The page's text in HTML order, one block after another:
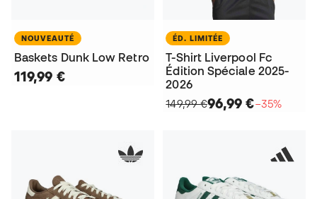
NOUVEAUTÉ
Baskets Dunk Low Retro
119,99 €
ÉD. LIMITÉE
T-Shirt Liverpool Fc
Édition Spéciale 2025-
2026
149,99 €96,99 €−35%